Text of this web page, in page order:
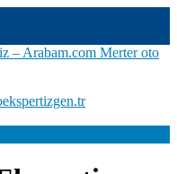
Oto
Edilen, Güvenilir, Tarafsız,
Araç Alırken RİSK